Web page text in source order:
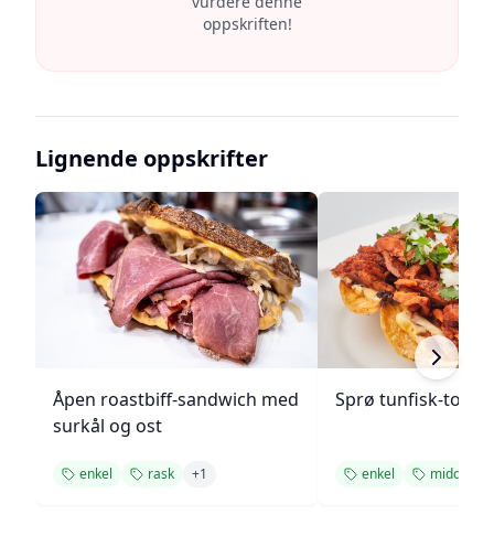
oppskriften!
Lignende oppskrifter
Åpen roastbiff-sandwich med
surkål og ost
enkel rask +1
Sprø tunfisk-
enkel middag